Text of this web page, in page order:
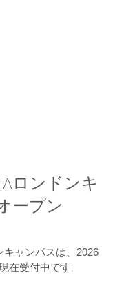
ロンドンキ
ープン
ャンパスは、2026
在受付中です。